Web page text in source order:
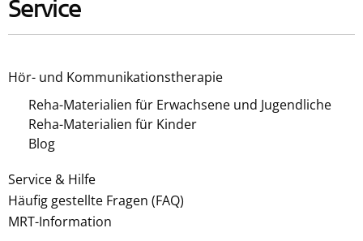
Service
Hör- und Kommunikationstherapie
Reha-Materialien für Erwachsene und Jugendliche
Reha-Materialien für Kinder
Blog
Service & Hilfe
Häufig gestellte Fragen (FAQ)
MRT-Information